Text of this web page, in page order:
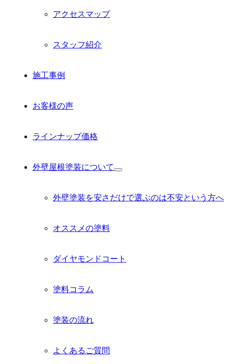
アクセスマップ
スタッフ紹介
施工事例
お客様の声
ラインナップ価格
外壁屋根塗装について
サ
ニ
外壁塗装を安さだけで選ぶのは不安という方へ
オススメの塗料
ダイヤモンドコート
塗料コラム
塗装の流れ
よくあるご質問